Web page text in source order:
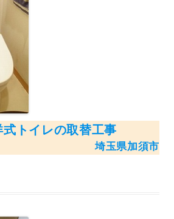
式トイレの取替工事
埼玉県加須市